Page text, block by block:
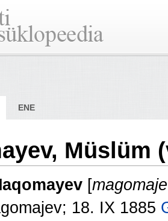
ENE
Müslüm
[
18. IX 1885